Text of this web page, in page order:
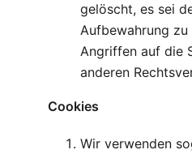
gelöscht, es sei
Aufbewahrung
Angriffen auf die
anderen
Cookies
Wir verwenden